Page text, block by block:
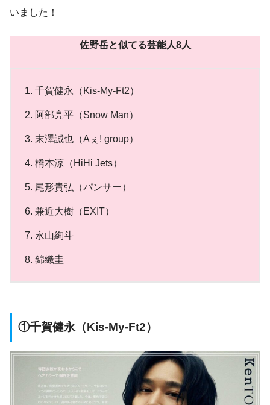
いました！
佐野岳と似てる芸能人8人
千賀健永（Kis-My-Ft2）
阿部亮平（Snow Man）
末澤誠也（Aぇ! group）
橋本涼（HiHi Jets）
尾形貴弘（パンサー）
兼近大樹（EXIT）
永山絢斗
錦織圭
①千賀健永（Kis-My-Ft2）